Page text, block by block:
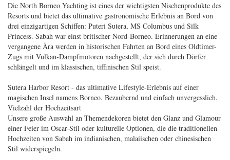
Die North Borneo Yachting ist eines der wichtigsten Nischenprodukte des
Resorts und bietet das ultimative gastronomische Erlebnis an Bord von
drei einzigartigen Schiffen: Puteri Sutera, MS Columbus und Silk
Princess. Sabah war einst britischer Nord-Borneo. Erinnerungen an eine
vergangene Ära werden in historischen Fahrten an Bord eines Oldtimer-
Zugs mit Vulkan-Dampfmotoren nachgestellt, der sich durch Dörfer
schlängelt und im klassischen, tiffinischen Stil speist.
Sutera Harbor Resort - das ultimative Lifestyle-Erlebnis auf einer
magischen Insel namens Borneo. Bezaubernd und einfach unvergesslich.
Vielzahl der Hochzeitsart
Unsere große Auswahl an Themendekoren bietet den Glanz und Glamour
einer Feier im Oscar-Stil oder kulturelle Optionen, die die traditionellen
Hochzeiten von Sabah im indianischen, malaiischen oder chinesischen
Stil widerspiegeln.